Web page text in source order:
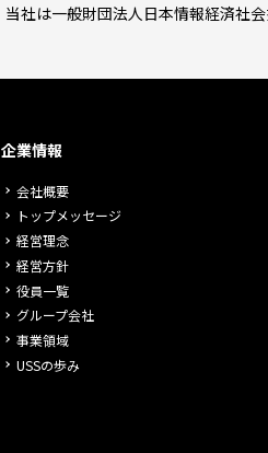
当社は一般財団法人日本情報経済社
企業情報
会社概要
トップメッセージ
経営理念
経営方針
役員一覧
グループ会社
事業領域
USSの歩み